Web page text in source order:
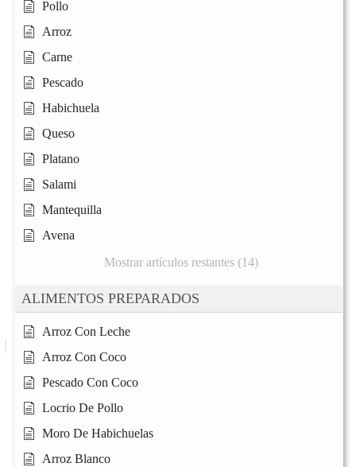
Pollo
Arroz
Carne
Pescado
Habichuela
Queso
Platano
Salami
Mantequilla
Avena
Mostrar artículos restantes (14)
ALIMENTOS PREPARADOS
Arroz Con Leche
Arroz Con Coco
Pescado Con Coco
Locrio De Pollo
Moro De Habichuelas
Arroz Blanco